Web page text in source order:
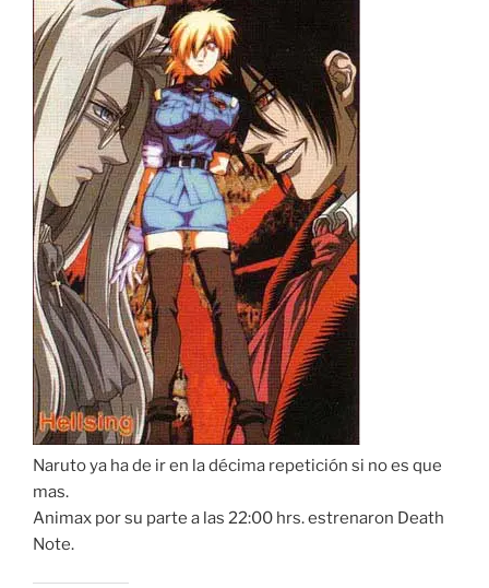
Naruto ya ha de ir en la décima repetición si no es que
mas.
Animax por su parte a las 22:00 hrs. estrenaron Death
Note.